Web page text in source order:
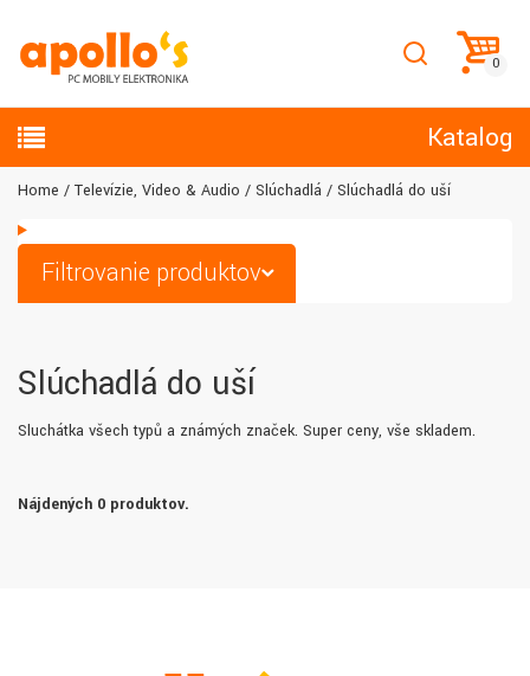
Katalog
Home Televízie, Video & Audio Slúchadlá Slúchadlá do uší
Filtrovanie produktov
Slúchadlá do uší
Sluchátka všech typů a známých značek. Super ceny, vše skladem.
Nájdených 0 produktov.